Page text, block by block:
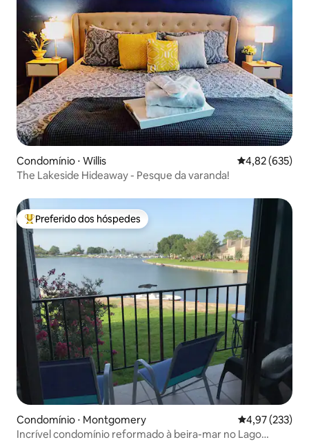
Condomínio ⋅ Willis 4,82 de uma
4,82 (635)
The Lakeside Hideaway - Pesque da varanda!
Entre os melhores preferidos dos hóspedes
Preferido dos hóspedes
Condomínio ⋅ Montgomery 4,97 de uma
4,97 (233)
Incrível condomínio reformado à beira-mar no Lago